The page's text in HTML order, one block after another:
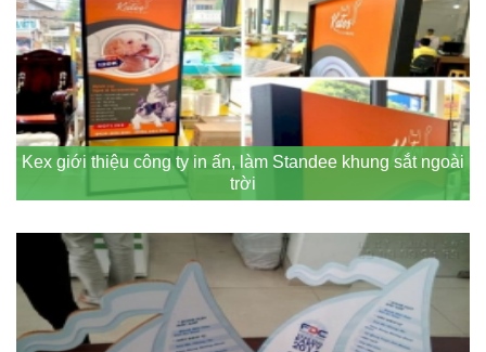
Kex giới thiệu công ty in ấn, làm Standee khung sắt ngoài
trời